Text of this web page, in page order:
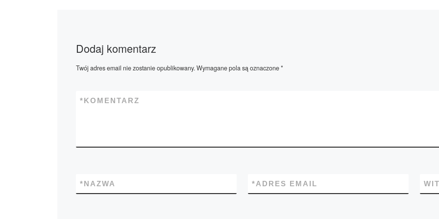
Dodaj komentarz
Twój adres email nie zostanie opublikowany. Wymagane pola są oznaczone*
KOMENTARZ
*
NAZWA
* ADRES EMAIL
*